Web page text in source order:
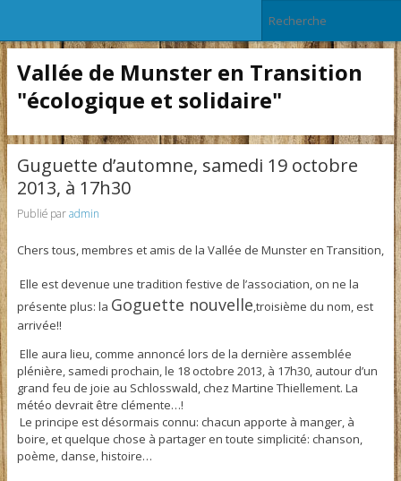
Vallée de Munster en Transition
"écologique et solidaire"
Guguette d’automne, samedi 19 octobre
2013, à 17h30
Publié paradmin
Chers tous, membres et amis de la Vallée de Munster en Transition,
Elle est devenue une tradition festive de l’association, on ne la
présente plus: la Goguette nouvelle,troisième du nom, est
arrivée!!
Elle aura lieu, comme annoncé lors de la dernière assemblée
plénière, samedi prochain, le 18 octobre 2013, à 17h30, autour d’un
grand feu de joie au Schlosswald, chez Martine Thiellement. La
météo devrait être clémente…!
Le principe est désormais connu: chacun apporte à manger, à
boire, et quelque chose à partager en toute simplicité: chanson,
poème, danse, histoire…